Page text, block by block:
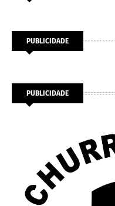
PUBLICIDADE
PUBLICIDADE